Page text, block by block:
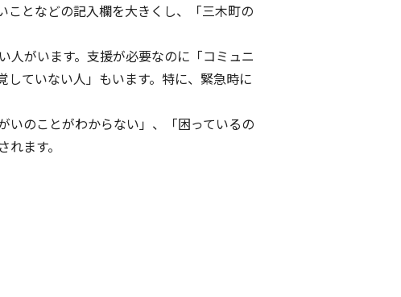
となどの記入欄を大きくし、「三木町の
がいます。支援が必要なのに「コミュニ
ていない人」もいます。特に、緊急時に
のことがわからない」、「困っているの
ます。